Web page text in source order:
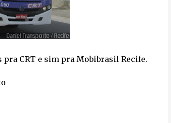
pra CRT e sim pra Mobibrasil Recife.